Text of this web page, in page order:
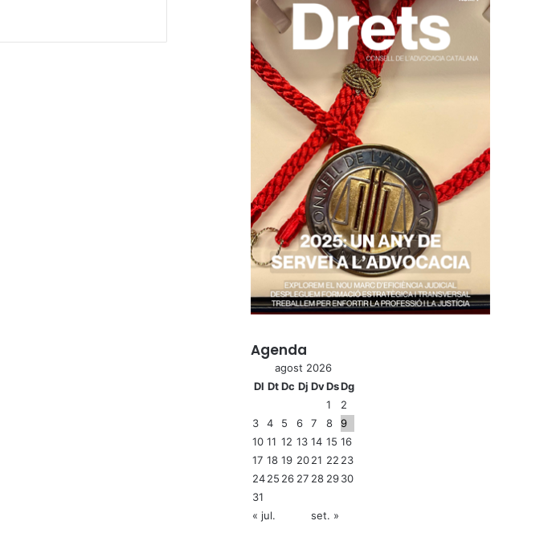
Agenda
agost 2026
Dl Dt Dc Dj DvDsDg
1
2
3
4 5 6 7 8
9
10 11 12 13 14 15 16
17 18 19 2021 22 23
2425 26 27 28 2930
31
« jul.
set. »